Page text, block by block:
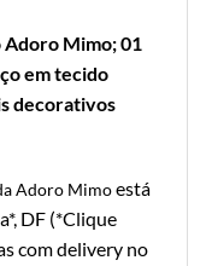
Mimo; 01
em tecido
decorativos
Adoro Mimoestá
DF (*Clique
com delivery no